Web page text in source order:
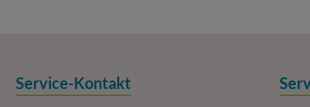
Service-Kontakt